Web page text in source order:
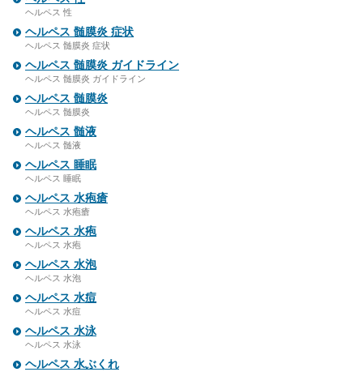
ヘルペス 性
ヘルペス 髄膜炎 症状
ヘルペス 髄膜炎 症状
ヘルペス 髄膜炎 ガイドライン
ヘルペス 髄膜炎 ガイドライン
ヘルペス 髄膜炎
ヘルペス 髄膜炎
ヘルペス 髄液
ヘルペス 髄液
ヘルペス 睡眠
ヘルペス 睡眠
ヘルペス 水疱瘡
ヘルペス 水疱瘡
ヘルペス 水疱
ヘルペス 水疱
ヘルペス 水泡
ヘルペス 水泡
ヘルペス 水痘
ヘルペス 水痘
ヘルペス 水泳
ヘルペス 水泳
ヘルペス 水ぶくれ